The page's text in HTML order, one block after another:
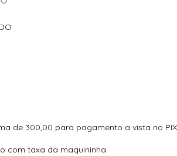
de 300,00 para pagamento a vista no
com taxa da maquininha.